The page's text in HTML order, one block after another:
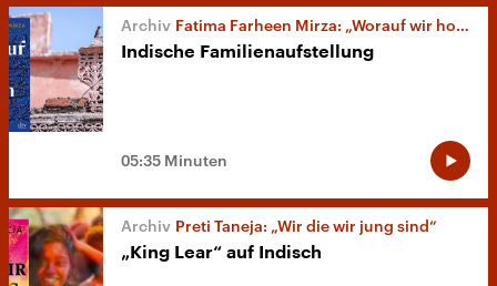
Fatima Farheen Mirza: „Worauf wir hoffen“
Indische Familienaufstellung
05:35 Minuten
Preti Taneja: „Wir die wir jung sind“
„King Lear“ auf Indisch